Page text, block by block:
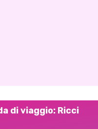
di viaggio: Ricci